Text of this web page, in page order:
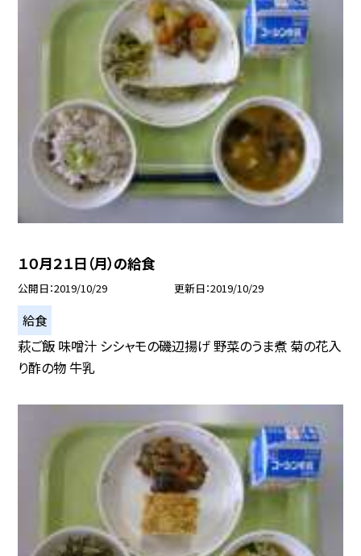
１０月２１日（月）の給食
公開日 2019/10/29 更新日 2019/10/29
給食
萩ご飯 味噌汁 シシャモの磯辺揚げ 野菜のうま煮 菊の花入
り酢の物 牛乳